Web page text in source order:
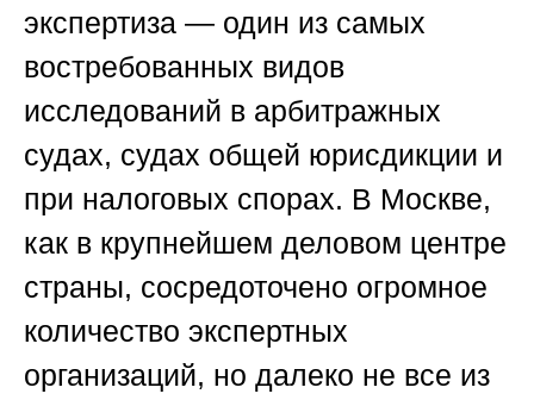
экспертиза — один из самых
востребованных видов
исследований в арбитражных
судах, судах общей юрисдикции и
при налоговых спорах. В Москве,
как в крупнейшем деловом центре
страны, сосредоточено огромное
количество экспертных
организаций, но далеко не все из